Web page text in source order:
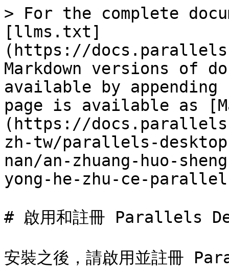
> For the complete
[llms.txt]
(https://
Markdown versions of
available by
page is available as
(https://
zh-tw/parallels-
nan/an-zhuang-huo-
yong-he-zhu-ce-
# 啟用和註冊 Parallels
安裝之後，請啟用並註冊